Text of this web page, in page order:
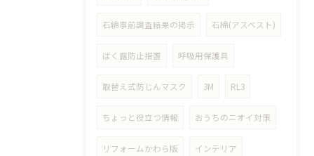
石綿事前調査結果の掲示 石綿(アスベスト)
ばく露防止措置 呼吸用保護具
取替え式防じんマスク 3M RL3
ちょっと役立つ情報 おうちのニオイ対策
リフォームかわら版 インテリア